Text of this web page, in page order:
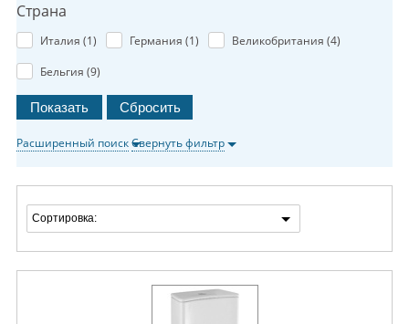
Страна
Италия (1) Германия (1) Великобритания (4)
Бельгия (9)
Расширенный поискСвернуть фильтр
Сортировка: